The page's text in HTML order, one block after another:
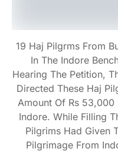
19 Haj Pilgrms From
In The Indore
Hearing The Petition,
Directed These Haj
Amount Of Rs 53,000
Indore. While Filling
Pilgrims Had Given
Pilgrimage From